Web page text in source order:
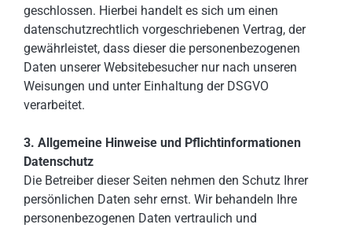
geschlossen. Hierbei handelt es sich um einen
datenschutzrechtlich vorgeschriebenen Vertrag, der
gewährleistet, dass dieser die personenbezogenen
Daten unserer Websitebesucher nur nach unseren
Weisungen und unter Einhaltung der DSGVO
verarbeitet.
3. Allgemeine Hinweise und Pflicht­informationen
Datenschutz
Die Betreiber dieser Seiten nehmen den Schutz Ihrer
persönlichen Daten sehr ernst. Wir behandeln Ihre
personenbezogenen Daten vertraulich und